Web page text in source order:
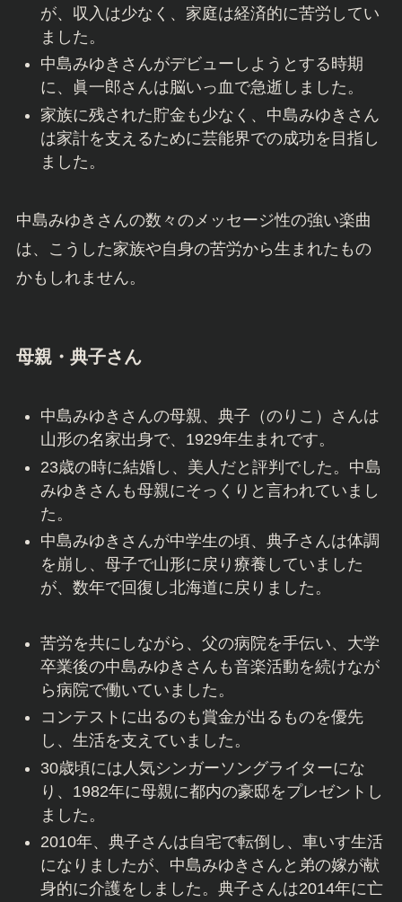
が、収入は少なく、家庭は経済的に苦労してい
ました。
中島みゆきさんがデビューしようとする時期
に、眞一郎さんは脳いっ血で急逝しました。
家族に残された貯金も少なく、中島みゆきさん
は家計を支えるために芸能界での成功を目指し
ました。
中島みゆきさんの数々のメッセージ性の強い楽曲
は、こうした家族や自身の苦労から生まれたもの
かもしれません。
母親・典子さん
中島みゆきさんの母親、典子（のりこ）さんは
山形の名家出身で、1929年生まれです。
23歳の時に結婚し、美人だと評判でした。中島
みゆきさんも母親にそっくりと言われていまし
た。
中島みゆきさんが中学生の頃、典子さんは体調
を崩し、母子で山形に戻り療養していました
が、数年で回復し北海道に戻りました。
苦労を共にしながら、父の病院を手伝い、大学
卒業後の中島みゆきさんも音楽活動を続けなが
ら病院で働いていました。
コンテストに出るのも賞金が出るものを優先
し、生活を支えていました。
30歳頃には人気シンガーソングライターにな
り、1982年に母親に都内の豪邸をプレゼントし
ました。
2010年、典子さんは自宅で転倒し、車いす生活
になりましたが、中島みゆきさんと弟の嫁が献
身的に介護をしました。典子さんは2014年に亡